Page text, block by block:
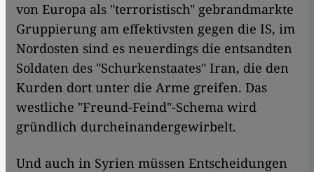
von Europa als "terroristisch" gebrandmarkte
Gruppierung am effektivsten gegen die IS, im
Nordosten sind es neuerdings die entsandten
Soldaten des "Schurkenstaates" Iran, die den
Kurden dort unter die Arme greifen. Das
westliche "Freund-Feind"-Schema wird
gründlich durcheinandergewirbelt.
Und auch in Syrien müssen Entscheidungen